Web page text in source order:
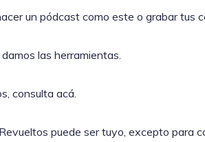
un pódcast como este o grabar tus
las herramientas.
consulta acá.
puede ser tuyo, excepto para